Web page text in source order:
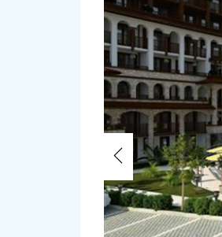
Previous